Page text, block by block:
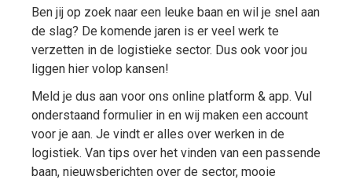
Ben jij op zoek naar een leuke baan en wil je snel aan
de slag? De komende jaren is er veel werk te
verzetten in de logistieke sector. Dus ook voor jou
liggen hier volop kansen!
Meld je dus aan voor ons online platform & app. Vul
onderstaand formulier in en wij maken een account
voor je aan. Je vindt er alles over werken in de
logistiek. Van tips over het vinden van een passende
baan, nieuwsberichten over de sector, mooie